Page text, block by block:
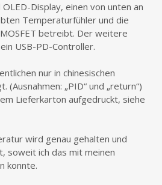
Display, einen von unten an
Temperaturfühler und die
betreibt. Der weitere
USB-PD-Controller.
nur in chinesischen
(Ausnahmen: „PID“ und „return“)
Lieferkarton aufgedruckt, siehe
wird genau gehalten und
soweit ich das mit meinen
konnte.